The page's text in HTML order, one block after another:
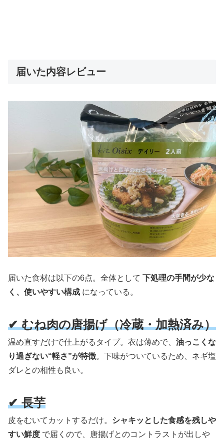
届いた内容レビュー
届いた食材は以下の6点。全体として
下処理の手間が少な
く、使いやすい構成 になっている。
✔ むね肉の唐揚げ（冷蔵・加熱済み）
温め直すだけで仕上がるタイプ。衣は薄めで、 油っこくな
り過ぎない“軽さ”が特徴。下味がついているため、ネギ塩
ダレとの相性も良い。
✔ 長芋
皮をむいてカットするだけ。 シャキッとした食感を残しや
すい鮮度 で届くので、唐揚げとのコントラストが出しや